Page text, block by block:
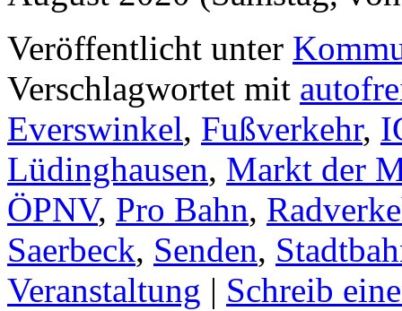
Veröffentlicht unter
Verschlagwortet mit
Everswinkel, Fußverkehr,
Lüdinghausen, Markt der
ÖPNV, Pro Bahn,
Saerbeck, Senden,
Veranstaltung | Schreib